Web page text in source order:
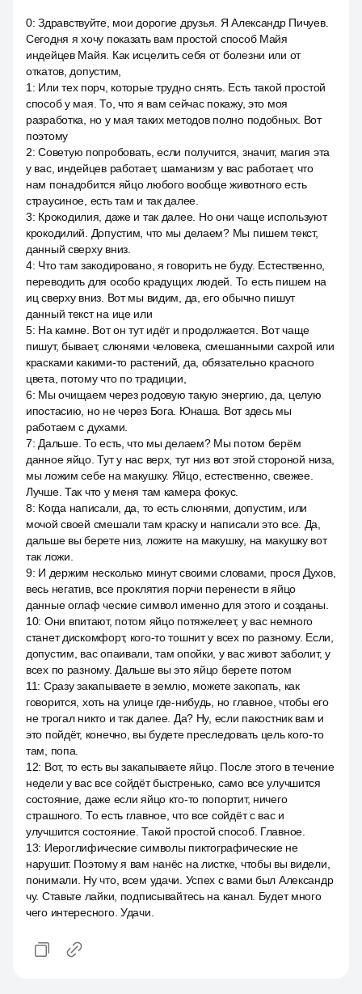
0:Здравствуйте, мои дорогие друзья. Я Александр Пичуев.
Сегодня я хочу показать вам простой способ Майя
индейцев Майя. Как исцелить себя от болезни или от
откатов, допустим,
1 : Или тех порч, которые трудно снять. Есть такой простой
способ у мая. То, что я вам сейчас покажу, это моя
разработка, но у мая таких методов полно подобных. Вот
поэтому
2:Советую попробовать, если получится, значит, магия эта
у вас, индейцев работает, шаманизм у вас работает, что
нам понадобится яйцо любого вообще животного есть
страусиное, есть там и так далее.
3: Крокодилия, даже и так далее. Но они чаще используют
крокодилий. Допустим, что мы делаем? Мы пишем текст,
данный сверху вниз.
4: Что там закодировано, я говорить не буду. Естественно,
переводить для особо крадущих людей. То есть пишем на
иц сверху вниз. Вот мы видим, да, его обычно пишут
данный текст на ице или
5: На камне. Вот он тут идёт и продолжается. Вот чаще
пишут, бывает, слюнями человека, смешанными сахрой или
красками какими-то растений, да, обязательно красного
цвета, потому что по традиции,
6: Мы очищаем через родовую такую энергию, да, целую
ипостасию, но не через Бога. Юнаша. Вот здесь мы
работаем с духами.
7: Дальше. То есть, что мы делаем? Мы потом берём
данное яйцо. Тут у нас верх, тут низ вот этой стороной низа,
мы ложим себе на макушку. Яйцо, естественно, свежее.
Лучше. Так что у меня там камера фокус.
8: Когда написали, да, то есть слюнями, допустим, или
мочой своей смешали там краску и написали это все. Да,
дальше вы берете низ, ложите на макушку, на макушку вот
так ложи.
9: И держим несколько минут своими словами, прося Духов,
весь негатив, все проклятия порчи перенести в яйцо
данные оглаф ческие символ именно для этого и созданы.
10: Они впитают, потом яйцо потяжелеет, у вас немного
станет дискомфорт, кого-то тошнит у всех по разному. Если,
допустим, вас опаивали, там опойки, у вас живот заболит, у
всех по разному. Дальше вы это яйцо берете потом
11: Сразу закапываете в землю, можете закопать, как
говорится, хоть на улице где-нибудь, но главное, чтобы его
не трогал никто и так далее. Да? Ну, если пакостник вам и
это пойдёт, конечно, вы будете преследовать цель кого-то
там, попа.
12: Вот, то есть вы закапываете яйцо. После этого в течение
недели у вас все сойдёт быстренько, само все улучшится
состояние, даже если яйцо кто-то попортит, ничего
страшного. То есть главное, что все сойдёт с вас и
улучшится состояние. Такой простой способ. Главное.
13: Иероглифические символы пиктографические не
нарушит. Поэтому я вам нанёс на листке, чтобы вы видели,
понимали. Ну что, всем удачи. Успех с вами был Александр
чу. Ставьте лайки, подписывайтесь на канал. Будет много
чего интересного. Удачи.